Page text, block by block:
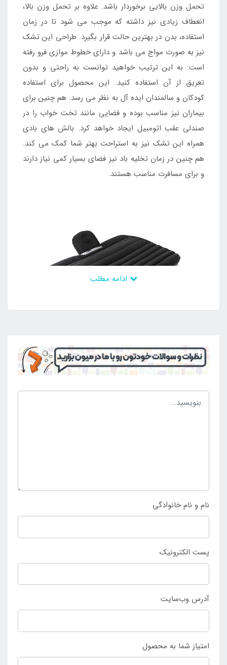
تحمل وزن بالایی برخوردار باشد. علاوه بر تحمل وزن بالا،
انعطاف زیادی نیز داشته که موجب می شود تا در زمان
استفاده، بدن در بهترین حالت قرار بگیرد. طراحی این تشک
نیز به صورت مواج می باشد و دارای خطوط موازی فرو رفته
است. به این ترتیب خواهید توانست به راحتی و بدون
تعریق از آن استفاده کنید. این محصول برای استفاده
کودکان و سالمندان ایده آل به نظر می رسد. هم چنین برای
بیماران نیز مناسب بوده و فضایی مانند تخت خواب را در
صندلی عقب اتومبیل ایجاد خواهد کرد. بالش های بادی
همراه این تشک نیز به استراحت بهتر شما کمک می کند.
هم چنین در زمان تخلیه باد نیز فضای بسیار کمی نیاز دارند
و برای مسافرت مناسب هستند.
نام و نام خانوادگی
پست الکترونیک
آدرس وب‌سایت
امتیاز شما به محصول